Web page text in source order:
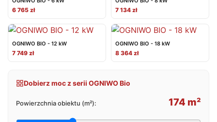
6 765 zł 7 134 zł
OGNIWO BIO - 12 kW
7 749 zł
OGNIWO BIO - 18 kW
8 364 zł
Dobierz moc z serii OGNIWO Bio
Powierzchnia obiektu (m²): 174 m²